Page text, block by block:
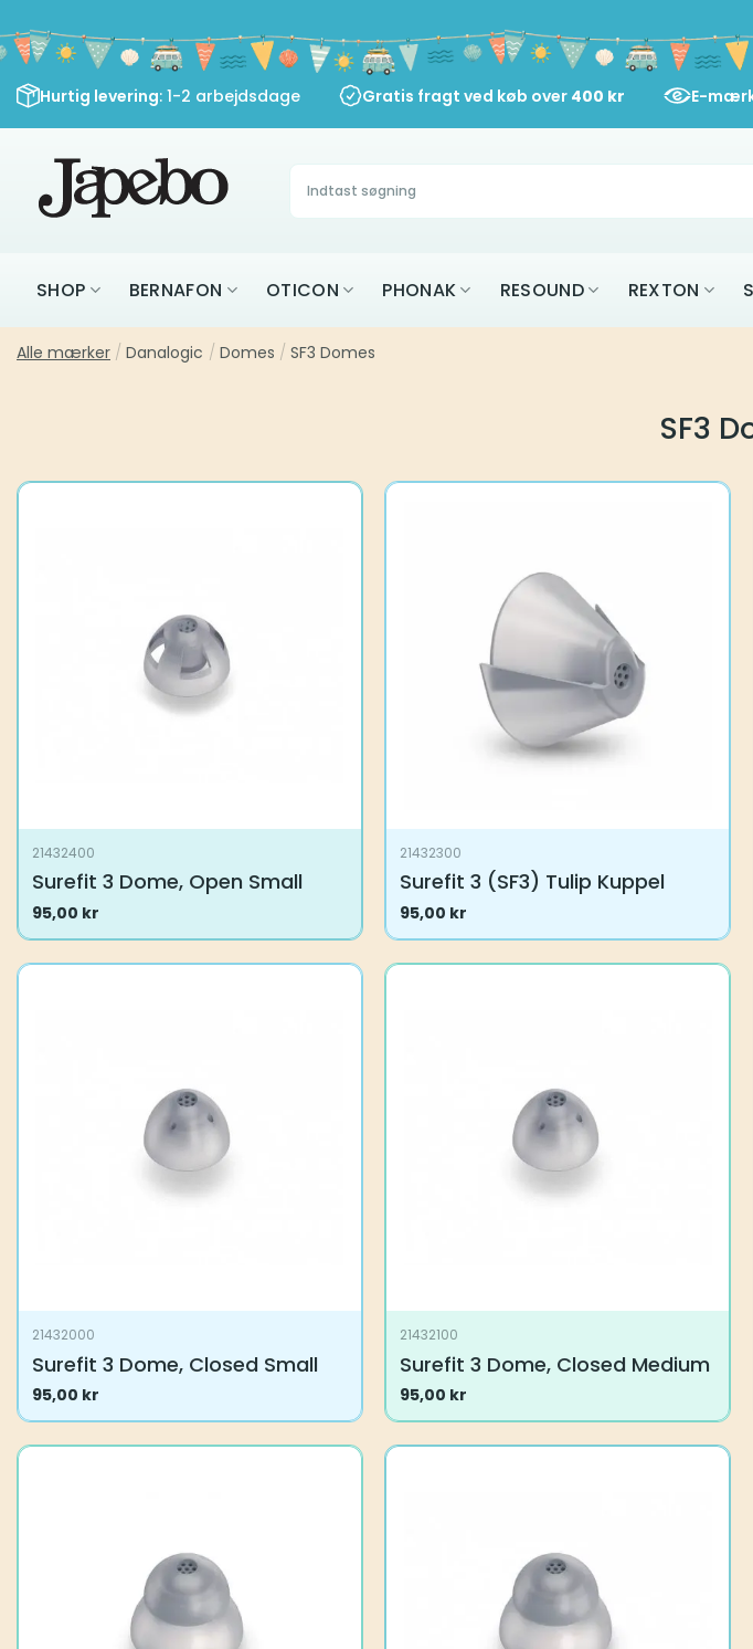
til
indhold
Hurtig levering: 1-2 arbejdsdage Gratis fragt ved køb over 400 kr E-
Søg
efter:
SHOP BERNAFON OTICON PHONAK RESOUND REXTON
Alle mærker / Danalogic / Domes / SF3 Domes
SF3
21432400
Surefit 3 Dome, Open Small
95,00 kr
21432300
Surefit 3 (SF3) Tulip Kuppel
95,00 kr
21432000
Surefit 3 Dome, Closed Small
95,00 kr
21432100
Surefit 3 Dome, Closed Medium
95,00 kr